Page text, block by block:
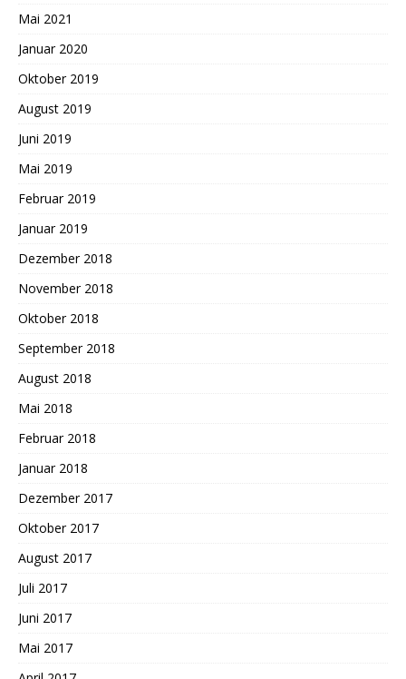
Mai 2021
Januar 2020
Oktober 2019
August 2019
Juni 2019
Mai 2019
Februar 2019
Januar 2019
Dezember 2018
November 2018
Oktober 2018
September 2018
August 2018
Mai 2018
Februar 2018
Januar 2018
Dezember 2017
Oktober 2017
August 2017
Juli 2017
Juni 2017
Mai 2017